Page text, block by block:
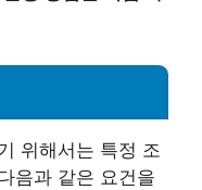
위해서는 특정 조
음과 같은 요건을